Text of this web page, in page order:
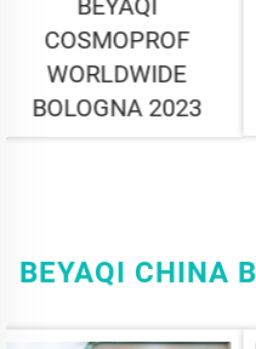
COSMOPROF
WORLDWIDE
BOLOGNA 2023
BEYAQI CHINA